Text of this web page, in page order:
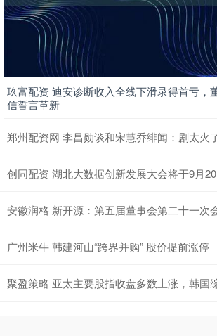
玖富配资 迪安诊断收入全线下滑录得首亏，
信誓言革新
郑州配资网 李昌勋谈和宋慧乔绯闻：剧太火
创同配资 湖北大数据创新发展大会将于9月
安徽润格 新开源：第五届董事会第二十一次
广州米牛 韩建河山“跨界并购” 股价提前涨停
聚盈策略 亚太主要股指收盘多数上涨，韩国